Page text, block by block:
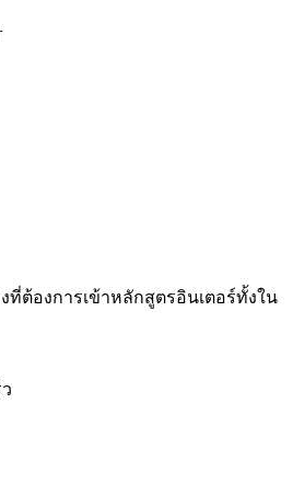
ที่ต้องการเข้าหลักสูตรอินเตอร์ทั้งใน